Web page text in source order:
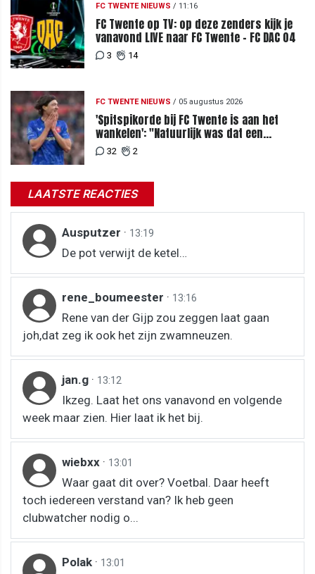
FC TWENTE NIEUWS / 11:16
FC Twente op TV: op deze zenders kijk je
vanavond LIVE naar FC Twente - FC DAC 04
3 14
FC TWENTE NIEUWS / 05 augustus 2026
'Spitspikorde bij FC Twente is aan het
wankelen': "Natuurlijk was dat een
signaal"
32 2
LAATSTE REACTIES
Ausputzer · 13:19
De pot verwijt de ketel…
rene_boumeester · 13:16
Rene van der Gijp zou zeggen laat gaan
joh,dat zeg ik ook het zijn zwamneuzen.
jan.g · 13:12
Ikzeg. Laat het ons vanavond en volgende
week maar zien. Hier laat ik het bij.
wiebxx · 13:01
Waar gaat dit over? Voetbal. Daar heeft
toch iedereen verstand van? Ik heb geen
clubwatcher nodig o...
Polak · 13:01